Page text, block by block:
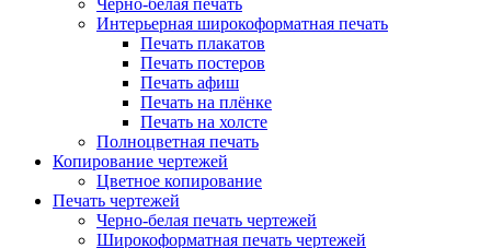
Интерьерная широкоформатная печать
Печать плакатов
Печать постеров
Печать афиш
Печать на плёнке
Печать на холсте
Полноцветная печать
Копирование чертежей
Цветное копирование
Печать чертежей
Черно-белая печать чертежей
Широкоформатная печать чертежей